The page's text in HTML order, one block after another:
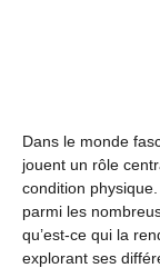
Dans le monde
jouent un rôle
condition
parmi les
qu’est-ce qui la
explorant ses